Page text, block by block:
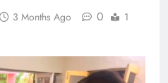
3 Months Ago 0
1